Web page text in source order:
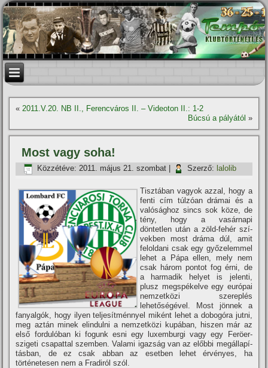
«2011.V.20. NB II., Ferencváros II. – Videoton II.: 1-2
Búcsú a pályától »
Most vagy soha!
Közzétéve: 2011. május 21. szombat Szerző: lalolib
Tisztában vagyok azzal, hogy a
fenti cí­m túlzóan drámai és a
valósághoz sincs sok köze, de
tény, hogy a vasárnapi
döntetlen után a zöld-fehér szí­
vekben most dráma dúl, amit
feloldani csak egy győzelemmel
lehet a Pápa ellen, mely nem
csak három pontot fog érni, de
a harmadik helyet is jelenti,
plusz megspékelve egy európai
nemzetközi szereplés
lehetőségével. Most jönnek a
fanyalgók, hogy ilyen teljesí­tménnyel miként lehet a dobogóra jutni,
meg aztán minek elindulni a nemzetközi kupában, hiszen már az
első fordulóban ki fogunk esni egy luxemburgi vagy egy Feröer-
szigeti csapattal szemben. Valami igazság van az előbbi megállapí­
tásban, de ez csak abban az esetben lehet érvényes, ha
történetesen nem a Fradiról szól.